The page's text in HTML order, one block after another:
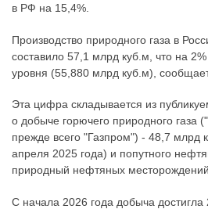
в РФ на 15,4%.
Производство природного газа в
составило 57,1 млрд куб.м, что на
уровня (55,880 млрд куб.м), сообщает
Эта цифра складывается из
о добыче горючего природного газа
прежде всего "Газпром") - 48,7 млрд
апреля 2025 года) и попутного
природный нефтяных
С начала 2026 года добыча